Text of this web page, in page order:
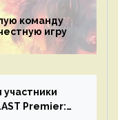
команду
игру
Premier: